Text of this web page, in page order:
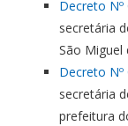
Decreto Nº
secretária
São Miguel
Decreto Nº
secretária
prefeitura